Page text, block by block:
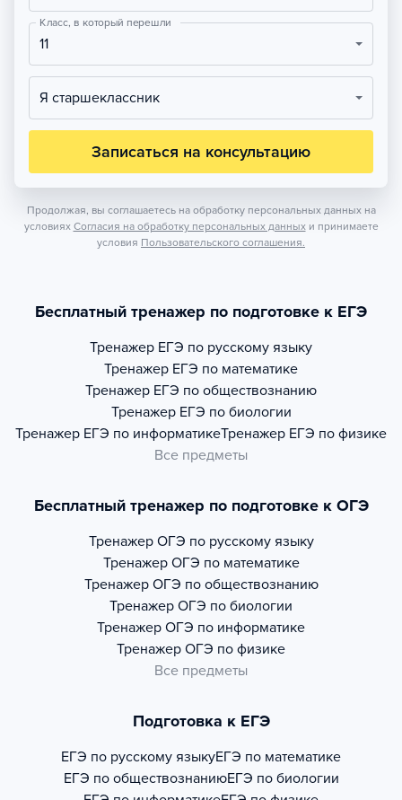
Класс, в который перешли
11
Я старшеклассник
Записаться на консультацию
Продолжая, вы соглашаетесь на обработку персональных данных на
условиях Согласия на обработку персональных данных и принимаете
условия Пользовательского соглашения.
Бесплатный тренажер по подготовке к ЕГЭ
Тренажер ЕГЭ по русскому языку
Тренажер ЕГЭ по математике
Тренажер ЕГЭ по обществознанию
Тренажер ЕГЭ по биологии
Тренажер ЕГЭ по информатикеТренажер ЕГЭ по физике
Все предметы
Бесплатный тренажер по подготовке к ОГЭ
Тренажер ОГЭ по русскому языку
Тренажер ОГЭ по математике
Тренажер ОГЭ по обществознанию
Тренажер ОГЭ по биологии
Тренажер ОГЭ по информатике
Тренажер ОГЭ по физике
Все предметы
Подготовка к ЕГЭ
ЕГЭ по русскому языкуЕГЭ по математике
ЕГЭ по обществознаниюЕГЭ по биологии